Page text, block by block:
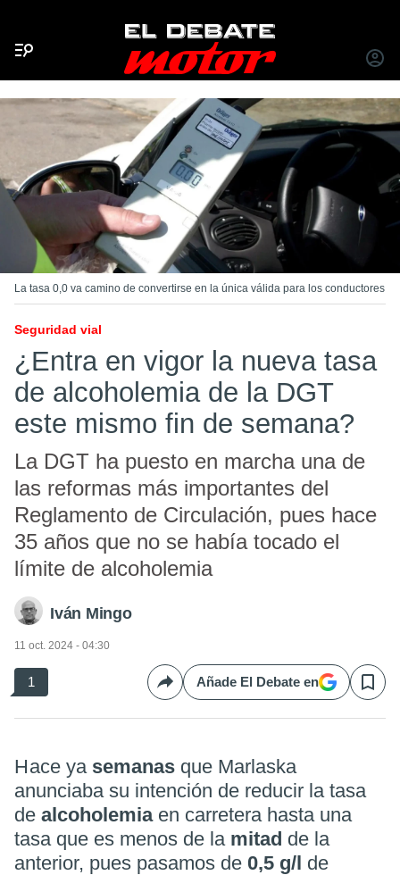
INICIAR
La tasa 0,0 va camino de convertirse en la única válida para los conductores
Seguridad vial
¿Entra en vigor la nueva tasa
de alcoholemia de la DGT
este mismo fin de semana?
La DGT ha puesto en marcha una de
las reformas más importantes del
Reglamento de Circulación, pues hace
35 años que no se había tocado el
límite de alcoholemia
Iván Mingo
11 oct. 2024 - 04:30
1 CompartirAñade El Debate en Save
Hace ya semanas que Marlaska
anunciaba su intención de reducir la tasa
de alcoholemia en carretera hasta una
tasa que es menos de la mitad de la
anterior, pues pasamos de 0,5 g/l de